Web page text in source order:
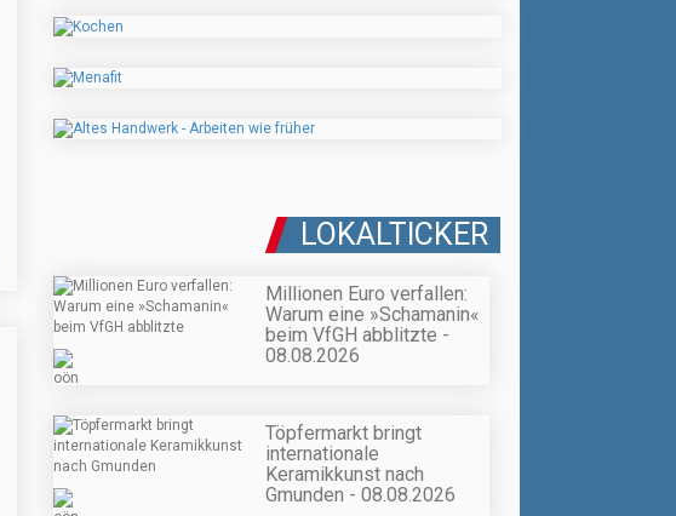
LOKALTICKER
Millionen Euro verfallen:
Warum eine »Schamanin«
beim VfGH abblitzte -
08.08.2026
Töpfermarkt bringt
internationale
Keramikkunst nach
Gmunden - 08.08.2026